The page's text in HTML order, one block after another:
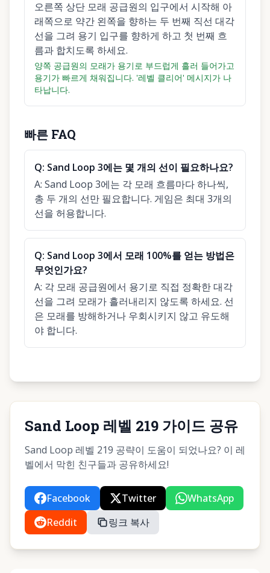
오른쪽 상단 모래 공급원의 입구에서 시작해 아
래쪽으로 약간 왼쪽을 향하는 두 번째 직선 대각
선을 그려 용기 입구를 향하게 하고 첫 번째 흐
름과 합치도록 하세요.
양쪽 공급원의 모래가 용기로 부드럽게 흘러 들어가고
용기가 빠르게 채워집니다. '레벨 클리어' 메시지가 나
타납니다.
빠른 FAQ
Q: Sand Loop 3에는 몇 개의 선이 필요하나요?
A: Sand Loop 3에는 각 모래 흐름마다 하나씩,
총 두 개의 선만 필요합니다. 게임은 최대 3개의
선을 허용합니다.
Q: Sand Loop 3에서 모래 100%를 얻는 방법은
무엇인가요?
A: 각 모래 공급원에서 용기로 직접 정확한 대각
선을 그려 모래가 흘러내리지 않도록 하세요. 선
은 모래를 방해하거나 우회시키지 않고 유도해
야 합니다.
Sand Loop 레벨 219 가이드 공유
Sand Loop 레벨 219 공략이 도움이 되었나요? 이 레
벨에서 막힌 친구들과 공유하세요!
Facebook Twitter
WhatsApp
Reddit
링크 복사